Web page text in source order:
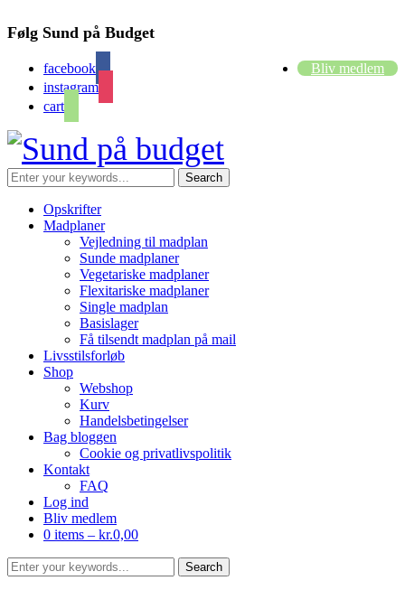
Følg Sund på Budget
facebook
instagram
cart
Bliv medlem
Opskrifter
Madplaner
Vejledning til madplan
Sunde madplaner
Vegetariske madplaner
Flexitariske madplaner
Single madplan
Basislager
Få tilsendt madplan på mail
Livsstilsforløb
Shop
Webshop
Kurv
Handelsbetingelser
Bag bloggen
Cookie og privatlivspolitik
Kontakt
FAQ
Log ind
Bliv medlem
0 items – kr.0,00